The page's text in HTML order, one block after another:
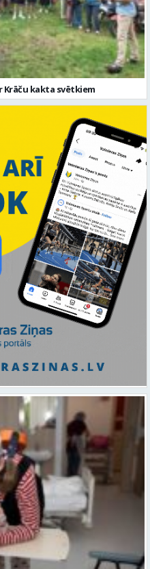
Krāču kakta svētkiem
Dakteri Klauni uzsāk darbu